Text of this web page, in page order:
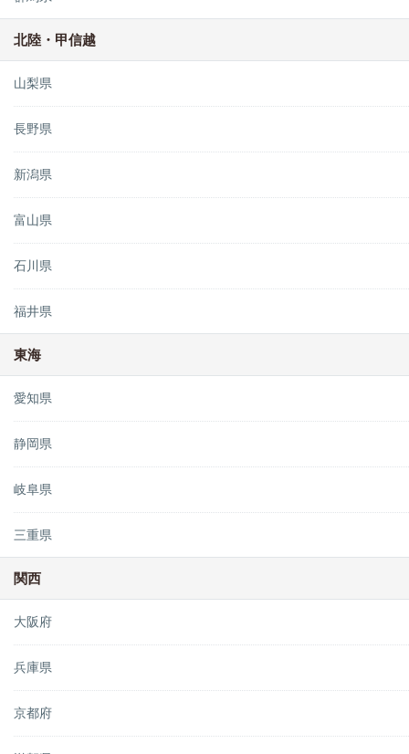
北陸・甲信越
山梨県
長野県
新潟県
富山県
石川県
福井県
東海
愛知県
静岡県
岐阜県
三重県
関西
大阪府
兵庫県
京都府